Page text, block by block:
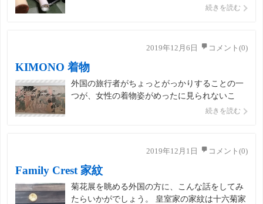
約では印鑑が必ず必要ですよね。 Although this
続きを読む
2019年12月6日 コメント(0)
KIMONO 着物
外国の旅行者がちょっとがっかりすることの一
つが、女性の着物姿がめったに見られないこ
と。 新年や成人式の日はたくさんの女性が美し
続きを読む
2019年12月1日 コメント(0)
Family Crest 家紋
菊花展を眺める外国の方に、こんな話をしてみ
たらいかがでしょう。 皇室家の家紋は十六菊家